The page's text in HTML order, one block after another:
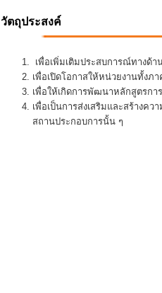
วัตถุประสงค์
เพื่อเพิ่มเติมประสบการณ์ทางด้
เพื่อเปิดโอกาสให้หน่วยงานทั้ง
เพื่อให้เกิดการพัฒนาหลักสูตรกา
เพื่อเป็นการส่งเสริมและสร้าง
สถานประกอบการนั้น ๆ